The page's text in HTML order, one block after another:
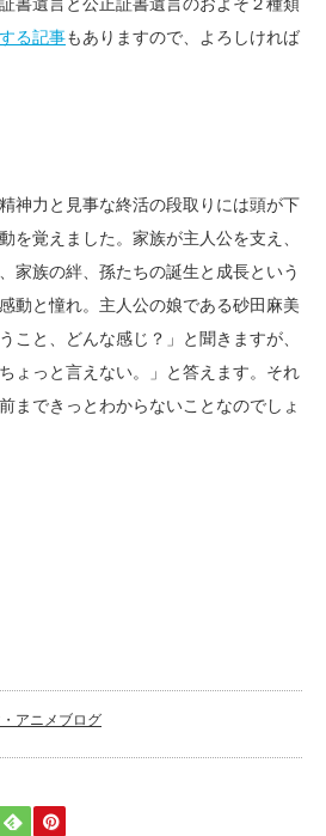
る記事もありますので、よろしければ
神力と見事な終活の段取りには頭が下
を覚えました。家族が主人公を支え、
家族の絆、孫たちの誕生と成長という
動と憧れ。主人公の娘である砂田麻美
こと、どんな感じ？」と聞きますが、
ょっと言えない。」と答えます。それ
まできっとわからないことなのでしょ
アニメブログ